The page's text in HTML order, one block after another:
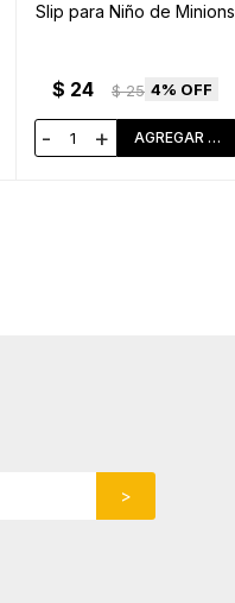
Slip para Niño de Minions
$ 24 $ 25 4
- +